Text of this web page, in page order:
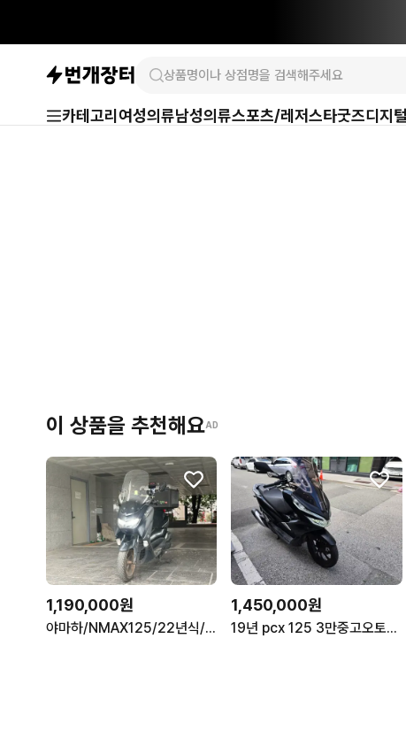
카테고리 여성의류남성의류스포츠/레저스타굿즈디지털
이 상품을 추천해요AD
1,190,000원
야마하/NMAX125/22년식/ABS/깔끔한 세팅 판매합니다
1,450,000원
19년 pcx 125 3만중고오토바이스쿠터엔맥스보이저조이맥스크루심배달벤리